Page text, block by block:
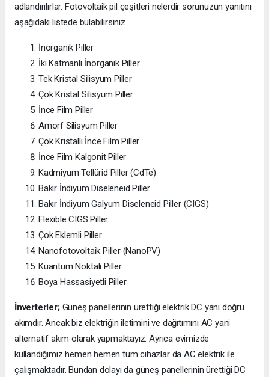
adlandırılırlar. Fotovoltaik pil çeşitleri nelerdir sorunuzun yanıtını
aşağıdaki listede bulabilirsiniz.
İnorganik Piller
İki Katmanlı İnorganik Piller
Tek Kristal Silisyum Piller
Çok Kristal Silisyum Piller
İnce Film Piller
Amorf Silisyum Piller
Çok Kristalli İnce Film Piller
İnce Film Kalgonit Piller
Kadmiyum Tellürid Piller (CdTe)
Bakır İndiyum Diseleneid Piller
Bakır İndiyum Galyum Diseleneid Piller (CIGS)
Flexible CIGS Piller
Çok Eklemli Piller
Nanofotovoltaik Piller (NanoPV)
Kuantum Noktalı Piller
Boya Hassasiyetli Piller
İnverterler;Güneş panellerinin ürettiği elektrik DC yani doğru
akımdır. Ancak biz elektriğin iletimini ve dağıtımını AC yani
alternatif akım olarak yapmaktayız. Ayrıca evimizde
kullandığımız hemen hemen tüm cihazlar da AC elektrik ile
çalışmaktadır. Bundan dolayı da güneş panellerinin ürettiği DC